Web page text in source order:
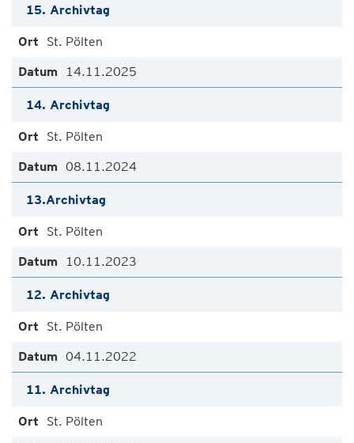
15. Archivtag
St. Pölten
14.11.2025
14. Archivtag
St. Pölten
08.11.2024
13.Archivtag
St. Pölten
10.11.2023
12. Archivtag
St. Pölten
04.11.2022
11. Archivtag
St. Pölten